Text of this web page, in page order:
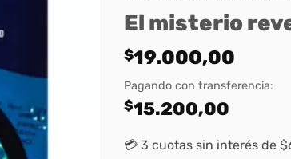
El misterio
$19.000,00
Pagando con transferencia:
$15.200,00
💳 3 cuotas sin interés de